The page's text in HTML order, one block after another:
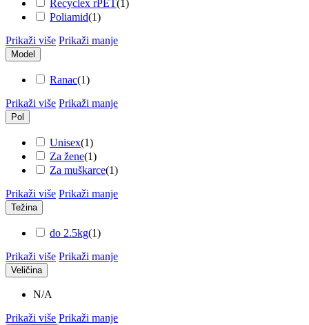
Recyclex rPET(1 )
Poliamid(1)
Prikaži više Prikaži manje
Model
Ranac(1)
Prikaži više Prikaži manje
Pol
Unisex(1)
Za žene(1)
Za muškarce(1)
Prikaži više Prikaži manje
Težina
do 2.5kg(1)
Prikaži više Prikaži manje
Veličina
N/A
Prikaži više Prikaži manje